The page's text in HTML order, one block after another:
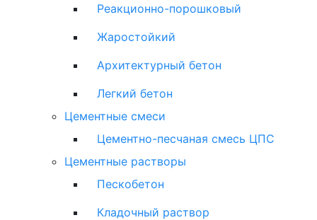
Реакционно-порошковый
Жаростойкий
Архитектурный бетон
Легкий бетон
Цементные смеси
Цементно-песчаная смесь ЦПС
Цементные растворы
Пескобетон
Кладочный раствор